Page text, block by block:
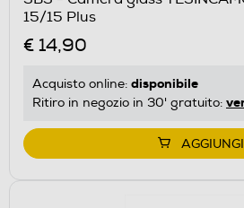
15/15 Plus
€ 14,90
Acquisto online: disponibile
Ritiro in negozio in 30' gratuito:
AGGIUNGI